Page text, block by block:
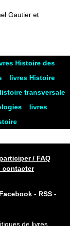
Gautier et
Histoire des
livres Histoire
transversale
livres
/ FAQ
contacter
Facebook - RSS -
de livres